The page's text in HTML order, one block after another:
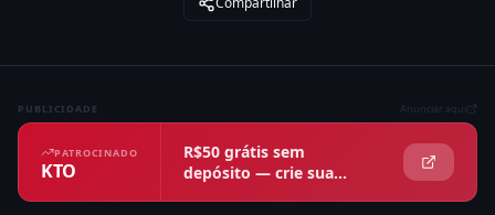
PUBLICIDADE Anunciar aqui
PATROCINADO
KTO
R$50 grátis sem
depósito — crie sua